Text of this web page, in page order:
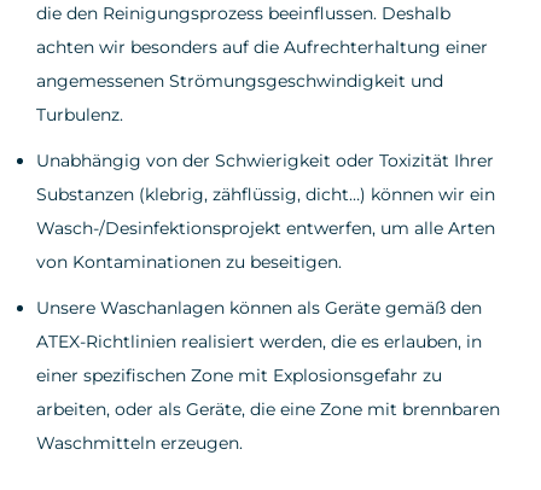
die den Reinigungsprozess beeinflussen. Deshalb
achten wir besonders auf die Aufrechterhaltung einer
angemessenen Strömungsgeschwindigkeit und
Turbulenz.
Unabhängig von der Schwierigkeit oder Toxizität Ihrer
Substanzen (klebrig, zähflüssig, dicht…) können wir ein
Wasch-/Desinfektionsprojekt entwerfen, um alle Arten
von Kontaminationen zu beseitigen.
Unsere Waschanlagen können als Geräte gemäß den
ATEX-Richtlinien realisiert werden, die es erlauben, in
einer spezifischen Zone mit Explosionsgefahr zu
arbeiten, oder als Geräte, die eine Zone mit brennbaren
Waschmitteln erzeugen.